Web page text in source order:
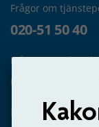
Frågor om
020-51 50 40
Frågor om
020-65 00 65
Kontakta oss